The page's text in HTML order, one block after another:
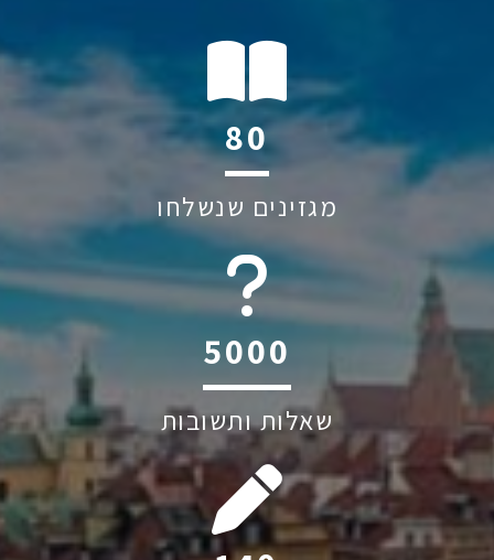
117
מגזינים שנשלחו
6045
שאלות ותשובות